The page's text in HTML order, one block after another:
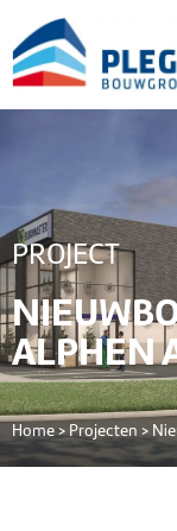
PROJECT
ALPHEN
Home> Projecten >